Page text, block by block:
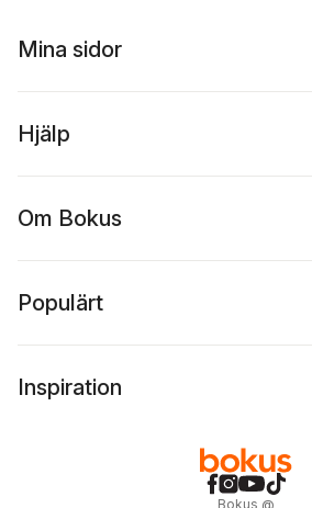
Mina sidor
Hjälp
Om Bokus
Populärt
Inspiration
Bokus @